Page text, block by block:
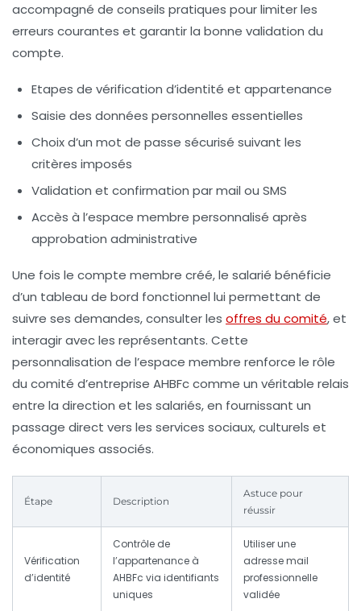
accompagné de conseils pratiques pour limiter les
erreurs courantes et garantir la bonne validation du
compte.
Etapes de vérification d’identité et appartenance
Saisie des données personnelles essentielles
Choix d’un mot de passe sécurisé suivant les
critères imposés
Validation et confirmation par mail ou SMS
Accès à l’espace membre personnalisé après
approbation administrative
Une fois le compte membre créé, le salarié bénéficie
d’un tableau de bord fonctionnel lui permettant de
suivre ses demandes, consulter les offres du comité, et
interagir avec les représentants. Cette
personnalisation de l’espace membre renforce le rôle
du comité d’entreprise AHBFc comme un véritable relais
entre la direction et les salariés, en fournissant un
passage direct vers les services sociaux, culturels et
économiques associés.
Étape Description
Astuce pour
réussir
Vérification
d’identité
Contrôle de
l’appartenance à
AHBFc via identifiants
uniques
Utiliser une
adresse mail
professionnelle
validée